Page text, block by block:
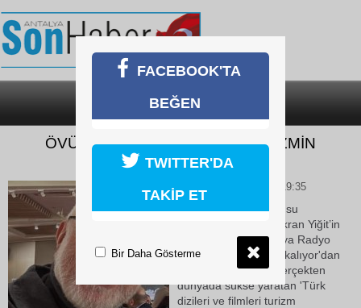
SON DAKİKA
ÖVÜNDÜĞÜMÜZ DİZİLER, TURİZMİN
TANITIMINA YARAR MI?
08 Mayıs 2026 Cuma 19:35
Geçen yazımda konusu
Antalya’da geçen Şükran Yiğit’in
romanı örnekli 'Antalya Radyo
Şarampol’ü Neden Iskalıyor'dan
sonra, son yıllarda gerçekten
dünyada sükse yaratan 'Türk
dizileri ve filmleri turizm
FACEBOOK'TA
BEĞEN
TWITTER'DA
TAKİP ET
Bir Daha Gösterme